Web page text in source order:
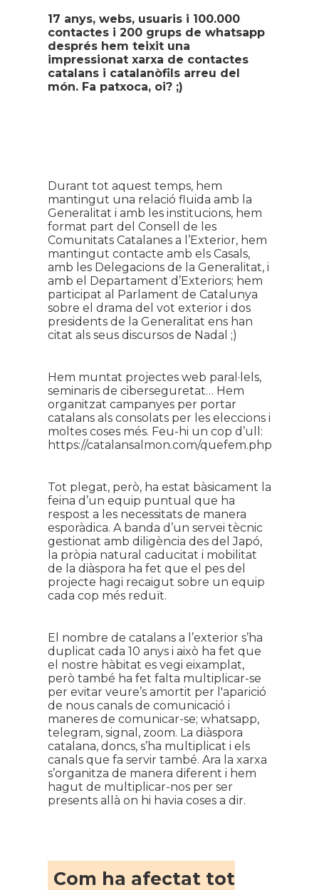
17 anys, webs, usuaris i 100.000
contactes i 200 grups de whatsapp
després hem teixit una
impressionat xarxa de contactes
catalans i catalanòfils arreu del
món. Fa patxoca, oi? ;)
Durant tot aquest temps, hem
mantingut una relació fluida amb la
Generalitat i amb les institucions, hem
format part del Consell de les
Comunitats Catalanes a l’Exterior, hem
mantingut contacte amb els Casals,
amb les Delegacions de la Generalitat, i
amb el Departament d’Exteriors; hem
participat al Parlament de Catalunya
sobre el drama del vot exterior i dos
presidents de la Generalitat ens han
citat als seus discursos de Nadal ;)
Hem muntat projectes web paral·lels,
seminaris de ciberseguretat… Hem
organitzat campanyes per portar
catalans als consolats per les eleccions i
moltes coses més. Feu-hi un cop d’ull:
https://catalansalmon.com/quefem.php
Tot plegat, però, ha estat bàsicament la
feina d’un equip puntual que ha
respost a les necessitats de manera
esporàdica. A banda d’un servei tècnic
gestionat amb diligència des del Japó,
la pròpia natural caducitat i mobilitat
de la diàspora ha fet que el pes del
projecte hagi recaigut sobre un equip
cada cop més reduït.
El nombre de catalans a l’exterior s’ha
duplicat cada 10 anys i això ha fet que
el nostre hàbitat es vegi eixamplat,
però també ha fet falta multiplicar-se
per evitar veure’s amortit per l'aparició
de nous canals de comunicació i
maneres de comunicar-se; whatsapp,
telegram, signal, zoom. La diàspora
catalana, doncs, s’ha multiplicat i els
canals que fa servir també. Ara la xarxa
s’organitza de manera diferent i hem
hagut de multiplicar-nos per ser
presents allà on hi havia coses a dir.
Com ha afectat tot